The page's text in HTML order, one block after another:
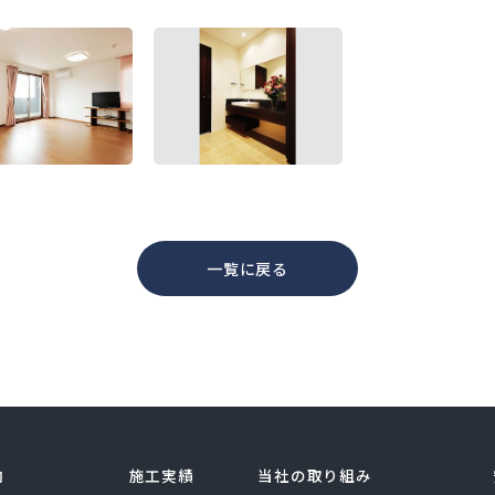
一覧に戻る
施工実績 当社の取り組み